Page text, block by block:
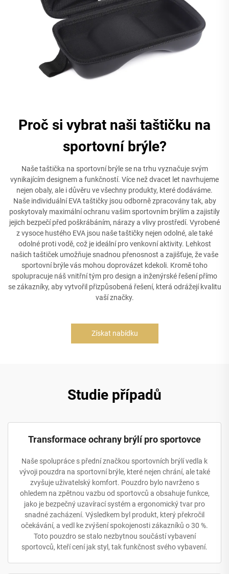
Proč si vybrat naši taštičku na
sportovní brýle?
Naše taštička na sportovní brýle se na trhu vyznačuje svým
vynikajícím designem a funkčností. Více než dvacet let navrhujeme
nejen obaly, ale i důvěru ve všechny produkty, které dodáváme.
Naše individuální EVA taštičky jsou odborně zpracovány tak, aby
poskytovaly maximální ochranu vašim sportovním brýlím a zajistily
jejich bezpečí před poškrábáním, nárazy a vlivy prostředí. Vyrobené
z vysoce hustého EVA jsou naše taštičky nejen odolné, ale také
odolné proti vodě, což je ideální pro venkovní aktivity. Lehkost
našich taštiček umožňuje snadnou přenosnost a zajišťuje, že vaše
sportovní brýle vás mohou doprovázet kdekoli. Kromě toho
spolupracuje náš vnitřní tým pro design a inženýrské řešení přímo
se zákazníky, aby vytvořil přizpůsobená řešení, která odrážejí kvalitu
vaší značky.
Získat nabídku
Studie případů
Transformace ochrany brýlí pro sportovce
Naše spolupráce s přední značkou sportovních brýlí vedla k
vývoji pouzdra na sportovní brýle, které nejen chrání, ale také
zvyšuje uživatelský komfort. Pouzdro bylo navrženo s
ohledem na zpětnou vazbu od sportovců a obsahuje funkce,
jako je bezpečný uzavírací systém a ergonomický tvar pro
snadné zacházení. Výsledkem byl produkt, který překročil
očekávání, a vedl ke zvýšení spokojenosti zákazníků o 30 %.
Toto pouzdro se stalo nezbytnou součástí vybavení
sportovců, kteří cení jak styl, tak funkčnost svého vybavení.